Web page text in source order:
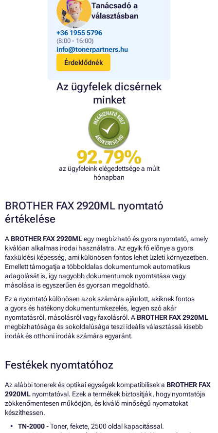
Tanácsadó a
választásban
+36 1955 5796
(8:00 - 16:00)
info@tonerpartners.hu
Érdeklődnék
Az ügyfelek dicsérnek
minket
92.79%
az ügyfeleink elégedettsége a múlt
hónapban
BROTHER FAX 2920ML nyomtató
értékelése
A BROTHER FAX 2920MLegy megbízható és gyors nyomtató, amely
kiválóan alkalmas irodai használatra. Az egyik fő előnye a gyors
faxküldési képesség, ami különösen fontos lehet üzleti környezetben.
Emellett támogatja a többoldalas dokumentumok automatikus
adagolását is, így nagyobb dokumentumok nyomtatása vagy
másolása is egyszerűen és gyorsan megoldható.
Ez a nyomtató különösen azok számára ajánlott, akiknek fontos
a gyors és hatékony dokumentumkezelés, legyen szó akár
nyomtatásról, másolásról vagy faxolásról. A BROTHER FAX 2920ML
megbízhatósága és sokoldalúsága teszi ideális választássá kisebb
irodák és otthoni irodák számára egyaránt.
Festékek nyomtatóhoz
Az alábbi tonerek és optikai egységek kompatibilisek a BROTHER FAX
2920ML nyomtatóval. Ezek a termékek biztosítják, hogy nyomtatója
zökkenőmentesen működjön, és kiváló minőségű nyomatokat
készíthessen.
TN-2000- Toner, fekete, 2500 oldal kapacitással.